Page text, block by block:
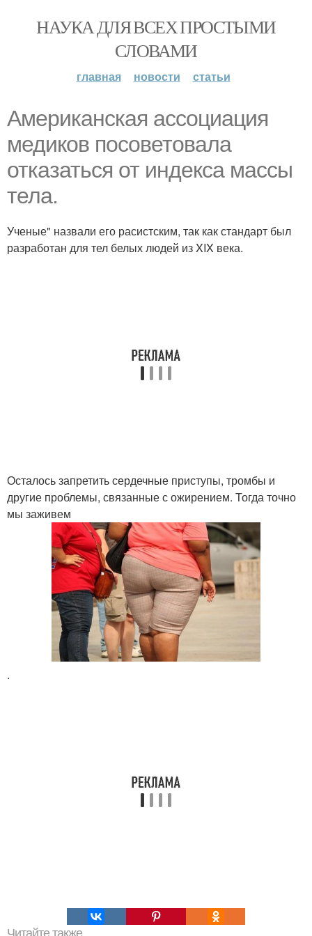
НАУКА ДЛЯ ВСЕХ ПРОСТЫМИ
СЛОВАМИ
главная новости статьи
Aмериканская аccоциация
медиков посоветовала
отказаться от индекса массы
тела.
Ученые" назвали его расистским, так как стандарт был
разработан для тел белых людей из XIX века.
Осталось запретить сердечные приступы, тромбы и
другие проблемы, связанные с ожирением. Тогда точно
мы заживем
.
Читайте также